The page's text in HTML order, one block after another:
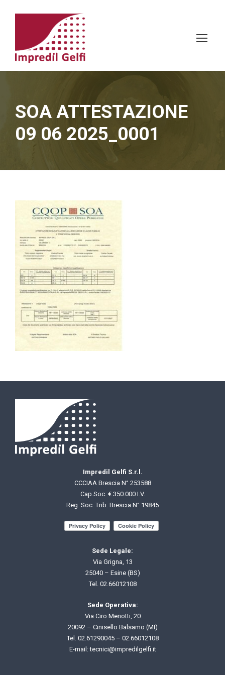
SOA ATTESTAZIONE
09 06 2025_0001
Impredil Gelfi S.r.l.
CCCIAA Brescia N° 253588
Cap.Soc. € 350.000 I.V.
Reg. Soc. Trib. Brescia N° 19845
Sede Legale:
Via Grigna, 13
25040 – Esine (BS)
Tel. 02.66012108
Sede Operativa:
Via Ciro Menotti, 20
20092 – Cinisello Balsamo (MI)
Tel. 02.61290045– 02.66012108
E-mail: tecnici@impredilgelfi.it